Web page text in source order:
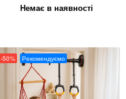
Немає в наявності
-50% Рекомендуємо